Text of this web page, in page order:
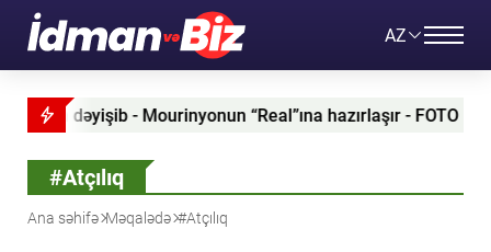
AZ
“Real”ına hazırlaşır - FOTO PSJ Ferran Torresə
#Atçılıq
Ana səhifə Məqalədə #Atçılıq